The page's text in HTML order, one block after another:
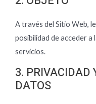
A través del Sitio Web,
posibilidad de acceder
servicios.
3. PRIVACIDAD
DATOS